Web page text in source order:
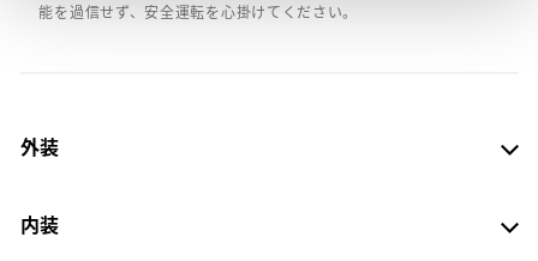
能を過信せず、安全運転を心掛けてください。
外装
内装